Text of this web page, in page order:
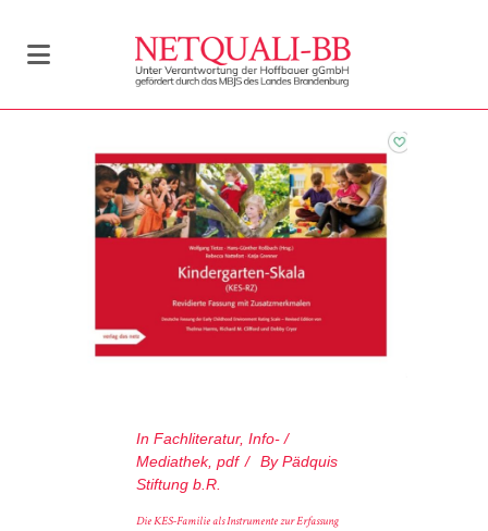
In Fachliteratur, Info- /
Mediathek, pdf By Pädquis
Stiftung b.R.
Die KES-Familie als Instrumente zur Erfassung